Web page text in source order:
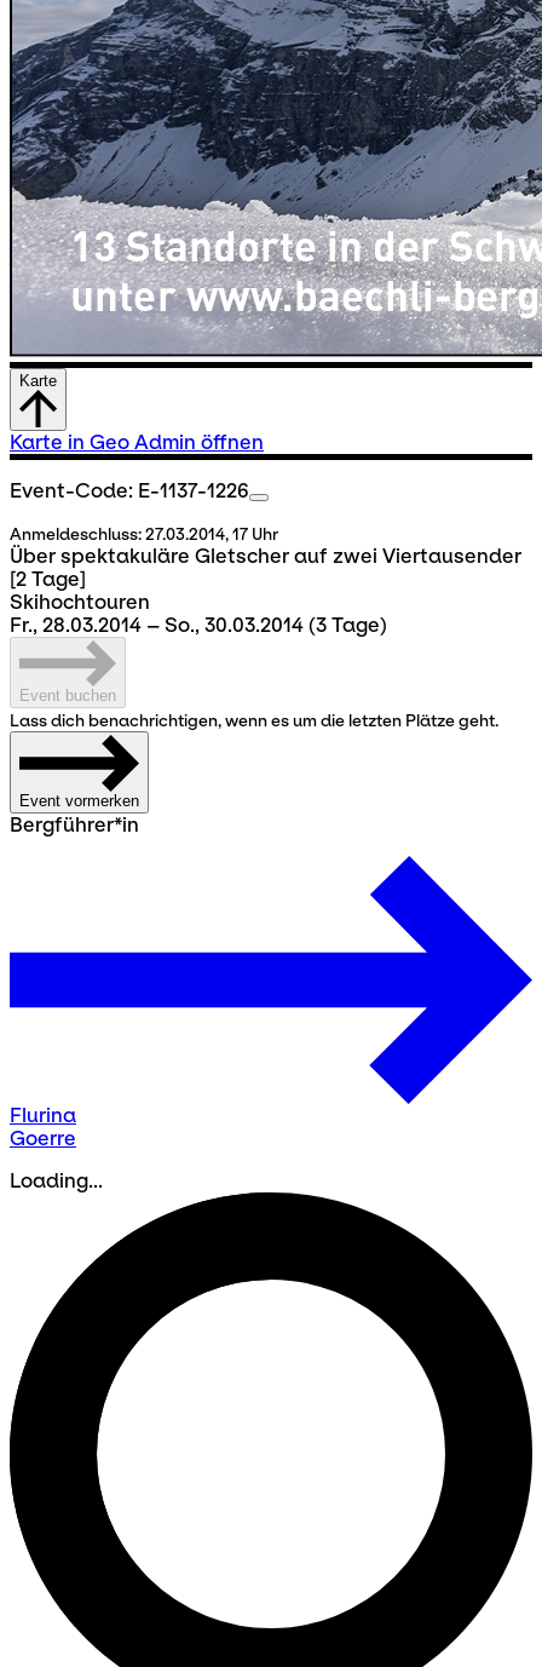
Karte
Karte in Geo Admin öffnen
Event-Code: E-1137-1226
Anmeldeschluss:27.03.2014, 17 Uhr
Über spektakuläre Gletscher auf zwei Viertausender
[2 Tage]
Skihochtouren
Fr., 28.03.2014 – So., 30.03.2014 (3 Tage)
Event buchen
Lass dich benachrichtigen, wenn es um die letzten Plätze geht.
Event vormerken
Bergführer*in
Flurina
Goerre
Loading...